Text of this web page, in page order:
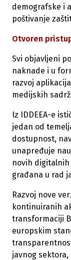
demografske i
poštivanje
Otvoren
Svi objavljeni
naknade i u
razvoj
medijskih
Iz IDDEEA-e
jedan od
dostupnost,
unapređuje
novih
građana u rad
Razvoj nove
kontinuiranih
transformaciji
europskim
javnog sektora,